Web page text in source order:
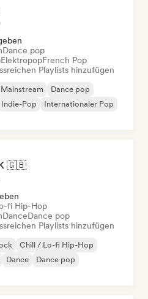
Dance pop
ElektropopFrench Pop
Playlists hinzufügen
Dance pop
Indie-Pop
Internationaler Pop
🇬🇧
fi Hip-Hop
DanceDance pop
Playlists hinzufügen
Chill / Lo-fi Hip-Hop
Dance
Dance pop